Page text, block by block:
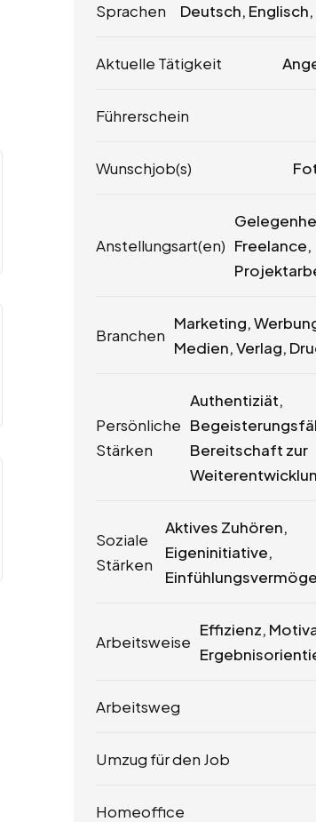
Sprachen Deutsch, Englisch,
Aktuelle Tätigkeit
Führerschein
Wunschjob(s)
Anstellungsart(en) Freelance,
Branchen
Marketing,
Medien, Verlag,
Persönliche
Stärken
Authentiziät,
Bereitschaft zur
Soziale
Stärken
Aktives Zuhören,
Eigeninitiative,
Arbeitsweise
Effizienz,
Arbeitsweg
Umzug für den Job
Homeoffice